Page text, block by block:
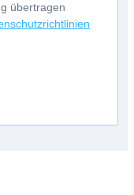
übertragen